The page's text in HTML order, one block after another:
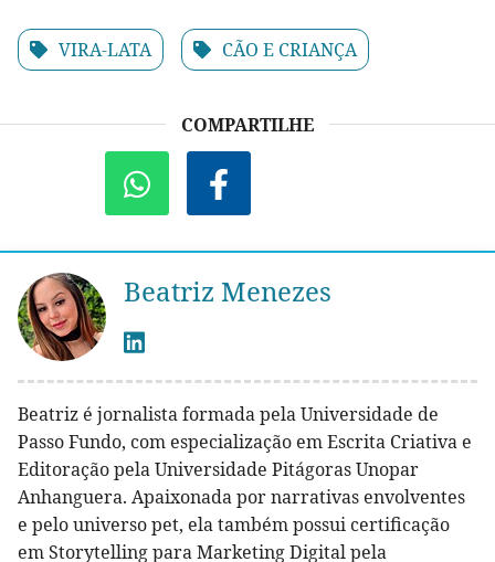
VIRA-LATA CÃO E CRIANÇA
COMPARTILHE
Beatriz Menezes
Beatriz é jornalista formada pela Universidade de
Passo Fundo, com especialização em Escrita Criativa e
Editoração pela Universidade Pitágoras Unopar
Anhanguera. Apaixonada por narrativas envolventes
e pelo universo pet, ela também possui certificação
em Storytelling para Marketing Digital pela